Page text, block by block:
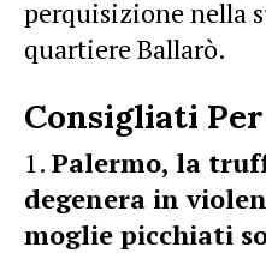
perquisizione nella
quartiere Ballarò.
Consigliati
Palermo, la
degenera in
moglie picchiati